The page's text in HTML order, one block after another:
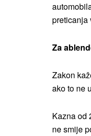
preticanja
Za
Zakon
ako to ne
Kazna od
ne smije